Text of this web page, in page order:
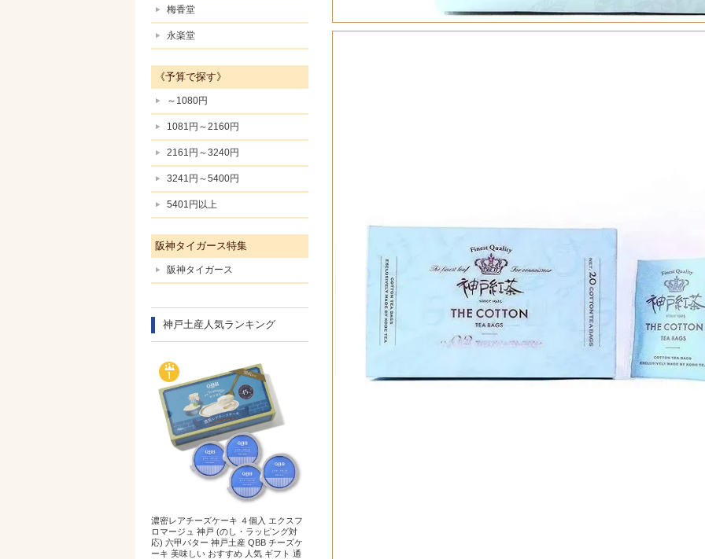
梅香堂
永楽堂
《予算で探す》
～1080円
1081円～2160円
2161円～3240円
3241円～5400円
5401円以上
阪神タイガース特集
阪神タイガース
神戸土産人気ランキング
濃密レアチーズケーキ ４個入 エクスフ
ロマージュ 神戸 (のし・ラッピング対
応) 六甲バター 神戸土産 QBB チーズケ
ーキ 美味しい おすすめ 人気 ギフト 通